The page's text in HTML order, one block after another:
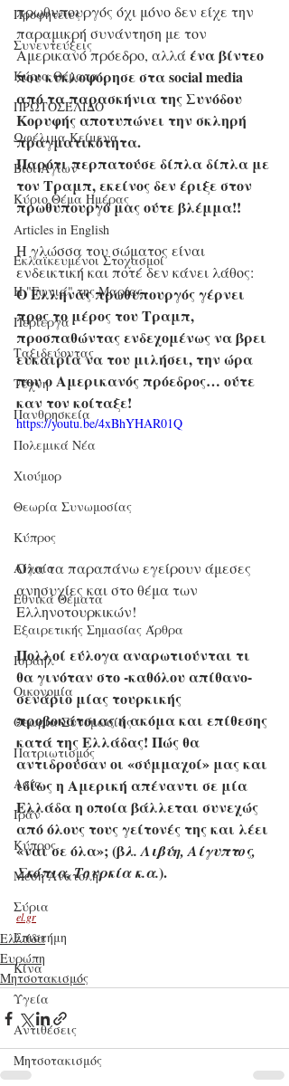
Προφητείες
Συνεντεύξεις
Κύρια Θέματα
ΠΡΩΤΟΣΕΛΙΔΟ
Ωφέλιμα Κείμενα
Βίοι Αγίων
Κύριο Θέμα Ημέρας
Articles in English
Εκλαϊκευμένοι Στοχασμοί
Η "Γωνιά" της Μαρίας
Περίεργα
Ταξιδεύοντας
Τέχνη
Πανθρησκεία
Πολεμικά Νέα
Χιούμορ
Θεωρία Συνωμοσίας
Κύπρος
Αιγαίο
Εθνικά Θέματα
Εξαιρετικής Σημασίας Άρθρα
Ισραήλ
Οικονομία
Θεωρία Συνομωσίας
Πατριωτισμός
Ασία
Ιράν
Κύπρος
Μέση Ανατολή
Σύρια
Επιστήμη
Kίνα
Υγεία
Aντιθέσεις
Μητσοτακισμός
πρωθυπουργός όχι μόνο δεν είχε την
παραμικρή συνάντηση με τον
Αμερικανό πρόεδρο, αλλά ένα βίντεο
που κυκλοφόρησε στα social media
από τα παρασκήνια της Συνόδου
Κορυφής αποτυπώνει την σκληρή
πραγματικότητα.
Παρότι περπατούσε δίπλα δίπλα με
τον Τραμπ, εκείνος δεν έριξε στον
πρωθυπουργό μας ούτε βλέμμα!!
Η γλώσσα του σώματος είναι
ενδεικτική και ποτέ δεν κάνει λάθος:
Ο Έλληνας πρωθυπουργός γέρνει
προς το μέρος του Τραμπ,
προσπαθώντας ενδεχομένως να βρει
ευκαιρία να του μιλήσει, την ώρα
που ο Αμερικανός πρόεδρος… ούτε
καν τον κοίταξε!
https://youtu.be/4xBhYHAR01Q
Όλα τα παραπάνω εγείρουν άμεσες
ανησυχίες και στο θέμα των
Ελληνοτουρκικών!
Πολλοί εύλογα αναρωτιούνται τι
θα γινόταν στο -καθόλου απίθανο-
σενάριο μίας τουρκικής
προβοκάτσιας ή ακόμα και επίθεσης
κατά της Ελλάδας! Πώς θα
αντιδρούσαν οι «σύμμαχοί» μας και
ιδίως η Αμερική απέναντι σε μία
Ελλάδα η οποία βάλλεται συνεχώς
από όλους τους γείτονές της και λέει
«ναι σε όλα»; (βλ. Λιβύη, Αίγυπτος,
Σκόπια, Τουρκία κ.α.).
el.gr
Ελλάδα
Ευρώπη
Μητσοτακισμός